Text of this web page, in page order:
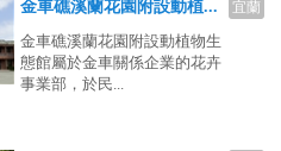
宜蘭
金車礁溪蘭花園附設動植...
金車礁溪蘭花園附設動植物生
態館屬於金車關係企業的花卉
事業部，於民...